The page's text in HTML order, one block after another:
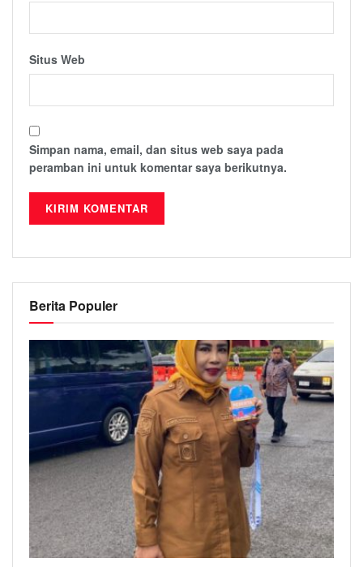
Situs Web
Simpan nama, email, dan situs web saya pada
peramban ini untuk komentar saya berikutnya.
Berita Populer